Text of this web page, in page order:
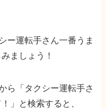
ー運転手さん一番うま
ましょう！
ら「タクシー運転手さ
」と検索すると、